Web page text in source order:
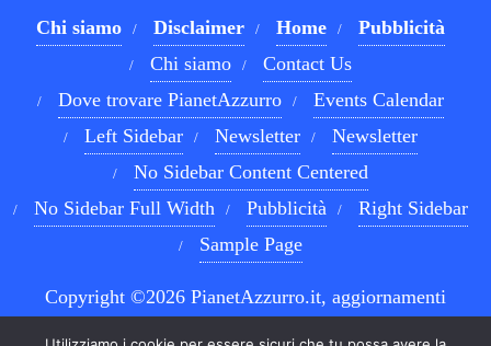
Chi siamo Disclaimer Home
Pubblicità
Chi siamo
Contact Us
Dove trovare PianetAzzurro
Events Calendar
Left Sidebar
Newsletter
Newsletter
No Sidebar Content Centered
No Sidebar Full Width
Pubblicità
Right Sidebar
Sample Page
Copyright ©2026 PianetAzzurro.it, aggiornamenti